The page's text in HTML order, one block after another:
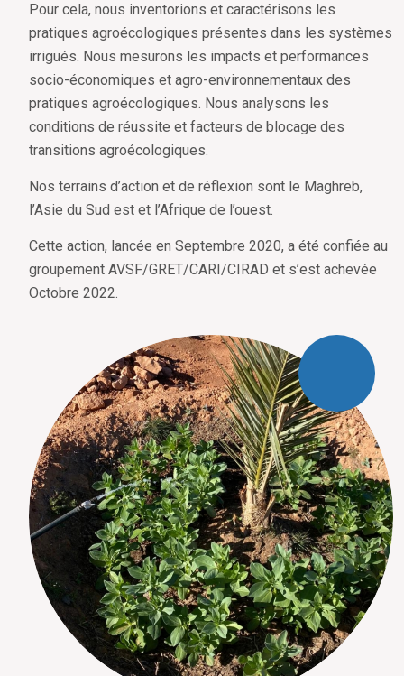
Pour cela, nous inventorions et caractérisons les
pratiques agroécologiques présentes dans les systèmes
irrigués. Nous mesurons les impacts et performances
socio-économiques et agro-environnementaux des
pratiques agroécologiques. Nous analysons les
conditions de réussite et facteurs de blocage des
transitions agroécologiques.
Nos terrains d’action et de réflexion sont le Maghreb,
l’Asie du Sud est et l’Afrique de l’ouest.
Cette action, lancée en Septembre 2020, a été confiée au
groupement AVSF/GRET/CARI/CIRAD et s’est achevée
Octobre 2022.